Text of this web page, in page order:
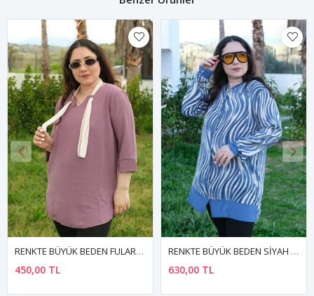
RENKTE BÜYÜK BEDEN FULARLI GENİŞ KESİM GÜL KURUSU BLUZ
450,00 TL
RENKTE BÜYÜK BEDEN SİYAH KOMBİNLİ DESENLİ TUNİK
630,00 TL